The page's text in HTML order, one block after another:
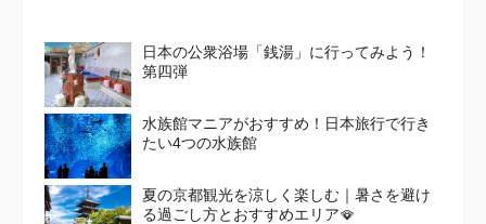
日本の公衆浴場「銭湯」に行ってみよう！
第四弾
水族館マニアがおすすめ！日本旅行で行き
たい4つの水族館
夏の京都観光を涼しく楽しむ｜暑さを避け
る過ごし方とおすすめエリア🪭